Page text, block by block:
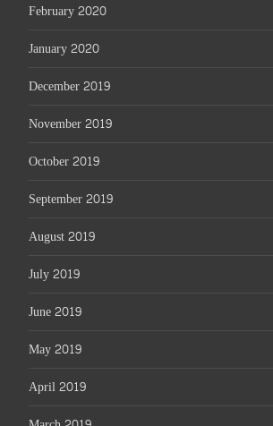
February 2020
January 2020
December 2019
November 2019
October 2019
September 2019
August 2019
July 2019
June 2019
May 2019
April 2019